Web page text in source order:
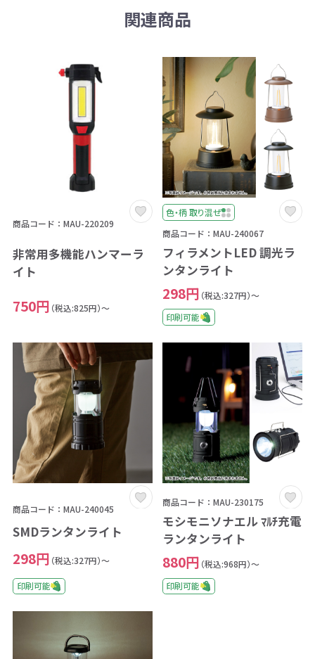
関連商品
商品コード：MAU-220209
非常用多機能ハンマーラ
イト
750円 （税込:825円）～
色・柄 取り混ぜ
商品コード：MAU-240067
フィラメントLED 調光ラ
ンタンライト
298円 （税込:327円）～
印刷可能
商品コード：MAU-240045
SMDランタンライト
298円 （税込:327円）～
印刷可能
商品コード：MAU-230175
モシモニソナエル ﾏﾙﾁ充電
ランタンライト
880円 （税込:968円）～
印刷可能